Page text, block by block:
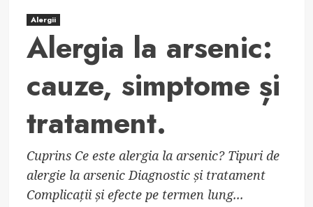
Alergii
Alergia la arsenic:
cauze, simptome și
tratament.
Cuprins Ce este alergia la arsenic? Tipuri de
alergie la arsenic Diagnostic și tratament
Complicații și efecte pe termen lung...